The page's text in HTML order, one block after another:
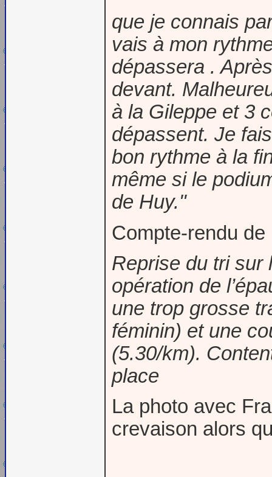
que je connais
vais à mon
dépassera .
devant.
à la Gileppe et 3
dépassent. Je
bon rythme à la
même si le
de Huy."
Compte-rendu
Reprise du tri sur
opération de
une trop grosse
féminin) et une
(5.30/km).
place
La photo avec
crevaison alors